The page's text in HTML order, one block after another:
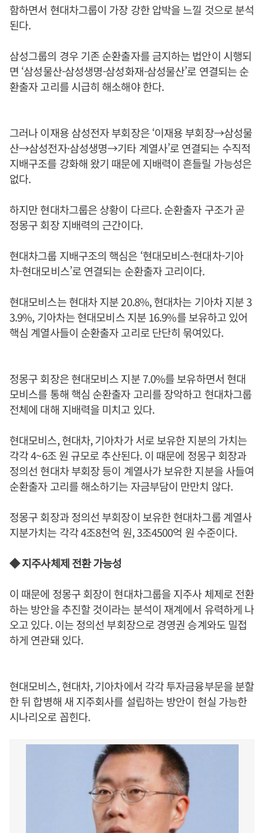
함하면서 현대차그룹이 가장 강한 압박을 느낄 것으로 분석
된다.
삼성그룹의 경우 기존 순환출자를 금지하는 법안이 시행되
면 ‘삼성물산-삼성생명-삼성화재-삼성물산’로 연결되는 순
환출자 고리를 시급히 해소해야 한다.
그러나 이재용 삼성전자 부회장은 ‘이재용 부회장→삼성물
산→삼성전자·삼성생명→기타 계열사’로 연결되는 수직적
지배구조를 강화해 왔기 때문에 지배력이 흔들릴 가능성은
없다.
하지만 현대차그룹은 상황이 다르다. 순환출자 구조가 곧
정몽구 회장 지배력의 근간이다.
현대차그룹 지배구조의 핵심은 ‘현대모비스-현대차-기아
차-현대모비스’로 연결되는 순환출자 고리이다.
현대모비스는 현대차 지분 20.8%, 현대차는 기아차 지분 3
3.9%, 기아차는 현대모비스 지분 16.9%를 보유하고 있어
핵심 계열사들이 순환출자 고리로 단단히 묶여있다.
정몽구 회장은 현대모비스 지분 7.0%를 보유하면서 현대
모비스를 통해 핵심 순환출자 고리를 장악하고 현대차그룹
전체에 대해 지배력을 미치고 있다.
현대모비스, 현대차, 기아차가 서로 보유한 지분의 가치는
각각 4~6조 원 규모로 추산된다. 이 때문에 정몽구 회장과
정의선 현대차 부회장 등이 계열사가 보유한 지분을 사들여
순환출자 고리를 해소하기는 자금부담이 만만치 않다.
정몽구 회장과 정의선 부회장이 보유한 현대차그룹 계열사
지분가치는 각각 4조8천억 원, 3조4500억 원 수준이다.
◆ 지주사체제 전환 가능성
이 때문에 정몽구 회장이 현대차그룹을 지주사 체제로 전환
하는 방안을 추진할 것이라는 분석이 재계에서 유력하게 나
오고 있다. 이는 정의선 부회장으로 경영권 승계와도 밀접
하게 연관돼 있다.
현대모비스, 현대차, 기아차에서 각각 투자금융부문을 분할
한 뒤 합병해 새 지주회사를 설립하는 방안이 현실 가능한
시나리오로 꼽힌다.